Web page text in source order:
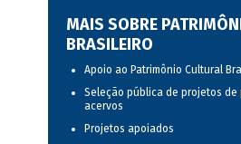
MAIS SOBRE
BRASILEIRO
Apoio ao Patrimônio Cultural
Seleção pública de projetos de
acervos
Projetos apoiados